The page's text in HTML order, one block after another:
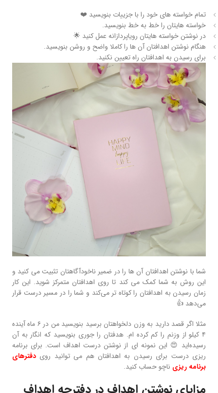
تمام خواسته‌ های خود را با جزییات بنویسید ❤️
خواسته‌ هایتان را خط به خط بنویسید.
در نوشتن خواسته هایتان رویاپردازانه عمل کنید 🌟
هنگام نوشتن اهدافتان آن‌ ها را کاملا واضح و روشن بنویسید.
برای رسیدن به اهدافتان راه تعیین نکنید.
شما با نوشتن اهدافتان آن‌ ها را در ضمیر ناخودآگاهتان تثبیت می‌ کنید و
این روش به شما کمک می‌ کند تا روی اهدافتان متمرکز شوید. این کار
زمان رسیدن به اهدافتان را کوتاه‌ تر می‌کند و شما را در مسیر درست قرار
می‌دهد 👍
مثلا اگر قصد دارید به وزن دلخواهتان برسید بنویسید من در ۶ ماه آینده
۴ کیلو از وزنم را کم کرده‌ ام. هدفتان را جوری بنویسید که انگار به آن
رسیده‌اید 😍 این نمونه‌ ای از نوشتن درست اهداف است. برای برنامه
ریزی درست برای رسیدن به اهدافتان هم می توانید روی دفترهای
برنامه ریزی ناچو حساب کنید.